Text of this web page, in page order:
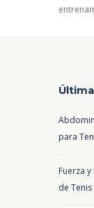
para
Fuerza
de Tenis